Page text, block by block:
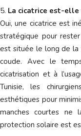
La cicatrice est-elle
Oui, une cicatrice est
stratégique pour
est située le long de la
coude. Avec le
cicatrisation et à
Tunisie, les
esthétiques pour
manches courtes ne
protection solaire est